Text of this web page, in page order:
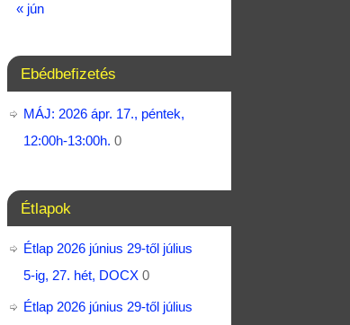
« jún
Ebédbefizetés
MÁJ: 2026 ápr. 17., péntek,
12:00h-13:00h. 0
Étlapok
Étlap 2026 június 29-től július
5-ig, 27. hét, DOCX 0
Étlap 2026 június 29-től július